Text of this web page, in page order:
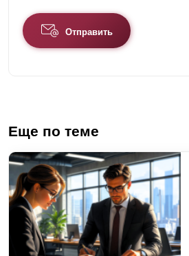
Отправить
Еще по теме